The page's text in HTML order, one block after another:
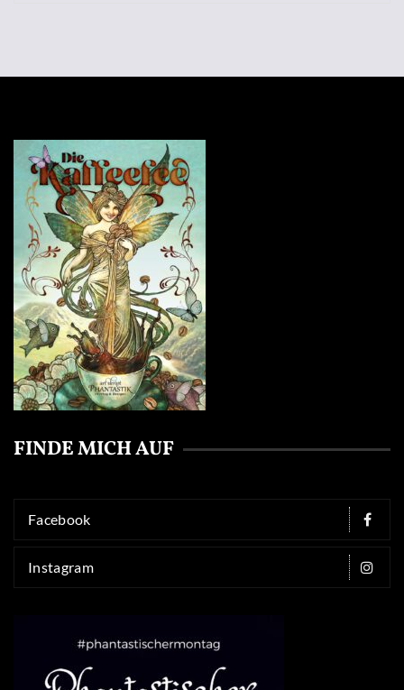
FINDE MICH AUF
Facebook
Instagram